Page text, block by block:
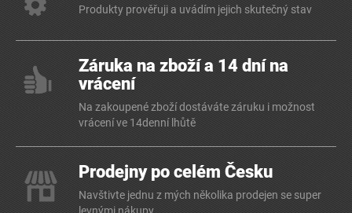
Produkty prověřuji a uvádím jejich skutečný stav
Záruka na zboží a 14 dní na
vrácení
Na zakoupené zboží dostáváte záruku i možnost
vrácení ve 14denní lhůtě
Prodejny po celém Česku
Navštivte jednu z mých několika prodejen se super